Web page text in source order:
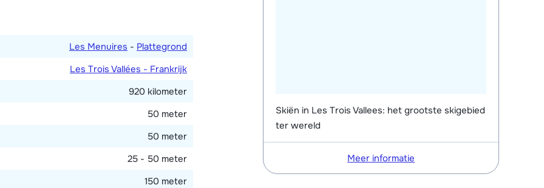
Les Menuires - Plattegrond
Les Trois Vallées - Frankrijk
920 kilometer
50 meter
50 meter
25 - 50 meter
150 meter
Skiën in Les Trois Vallees: het grootste skigebied
ter wereld
Meer informatie